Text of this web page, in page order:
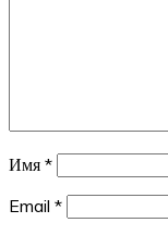
Имя *
Email *